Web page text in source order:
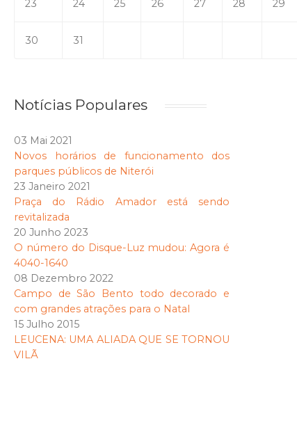
23 24 25 26 27 28 29
30 31
Notícias Populares
03 Mai 2021
Novos horários de funcionamento dos
parques públicos de Niterói
23 Janeiro 2021
Praça do Rádio Amador está sendo
revitalizada
20 Junho 2023
O número do Disque-Luz mudou: Agora é
4040-1640
08 Dezembro 2022
Campo de São Bento todo decorado e
com grandes atrações para o Natal
15 Julho 2015
LEUCENA: UMA ALIADA QUE SE TORNOU
VILÃ